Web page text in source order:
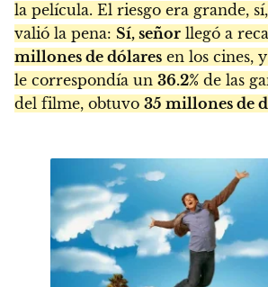
la película. El riesgo era grande,
valió la pena: Sí, señor llegó a
millones de dólares en los cines,
le correspondía un 36.2% de las
del filme, obtuvo 35 millones de